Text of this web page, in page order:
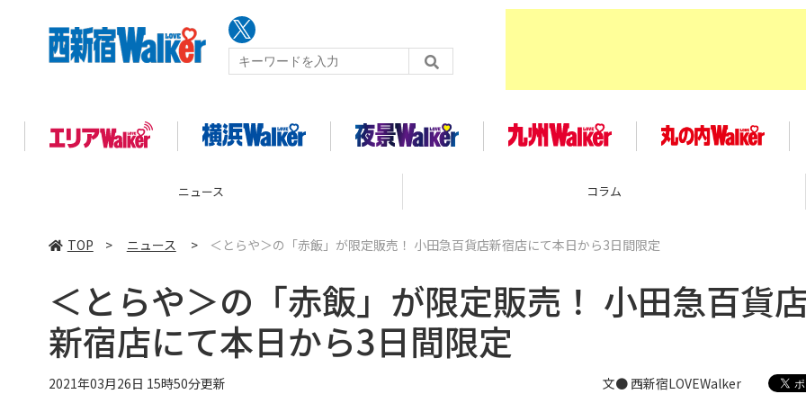
ニュース コラム
TOP > ニュース > ＜とらや＞の「赤飯」が限定販売！ 小田急百貨店新宿店にて本日から3日間限定
＜とらや＞の「赤飯」が限定販売！ 小田急百貨
新宿店にて本日から3日間限定
2021年03月26日 15時50分更新 文● 西新宿LOVEWalker